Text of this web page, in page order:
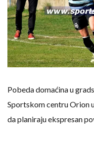
Pobeda domaćina u
Sportskom centru Orion
da planiraju ekspresan